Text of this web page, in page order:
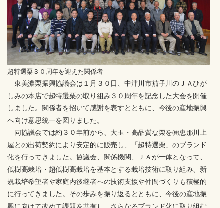
超特選栗３０周年を迎えた関係者
東美濃栗振興協議会は１月３０日、中津川市茄子川のＪＡひが
しみの本店で超特選栗の取り組み３０周年を記念した大会を開催
しました。関係者を招いて感謝を表すとともに、今後の産地振興
へ向け意思統一を図りました。
同協議会では約３０年前から、大玉・高品質な栗を㈱恵那川上
屋との出荷契約により安定的に販売し、「超特選栗」のブランド
化を行ってきました。協議会、関係機関、ＪＡが一体となって、
低樹高栽培・超低樹高栽培を基本とする栽培技術に取り組み、新
規栽培希望者や家庭内後継者への技術支援や仲間づくりも積極的
に行ってきました。その歩みを振り返るとともに、今後の産地振
興に向けて改めて課題を共有し、さらなるブランド化に取り組む